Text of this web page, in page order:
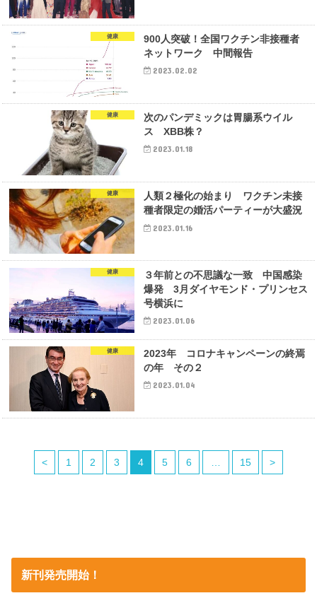
健康
900人突破！全国ワクチン非接種者
ネットワーク 中間報告
2023.02.02
健康
次のパンデミックは胃腸系ウイル
ス XBB株？
2023.01.18
健康
人類２極化の始まり ワクチン未接
種者限定の婚活パーティーが大盛況
2023.01.16
健康
３年前との不思議な一致 中国感染
爆発 3月ダイヤモンド・プリンセス
号横浜に
2023.01.06
健康
2023年 コロナキャンペーンの終焉
の年 その２
2023.01.04
< 1 2 3 4 5 6 … 15 >
新刊発売開始！